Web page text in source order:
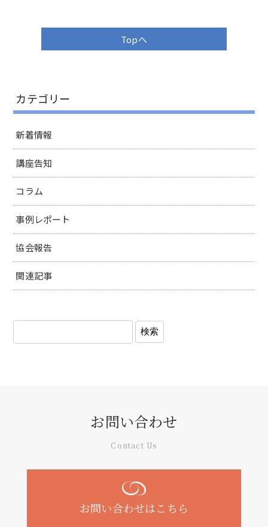
Topへ
カテゴリー
新着情報
講座告知
コラム
事例レポート
協会報告
関連記事
お問い合わせ
Contact Us
お問い合わせはこちら